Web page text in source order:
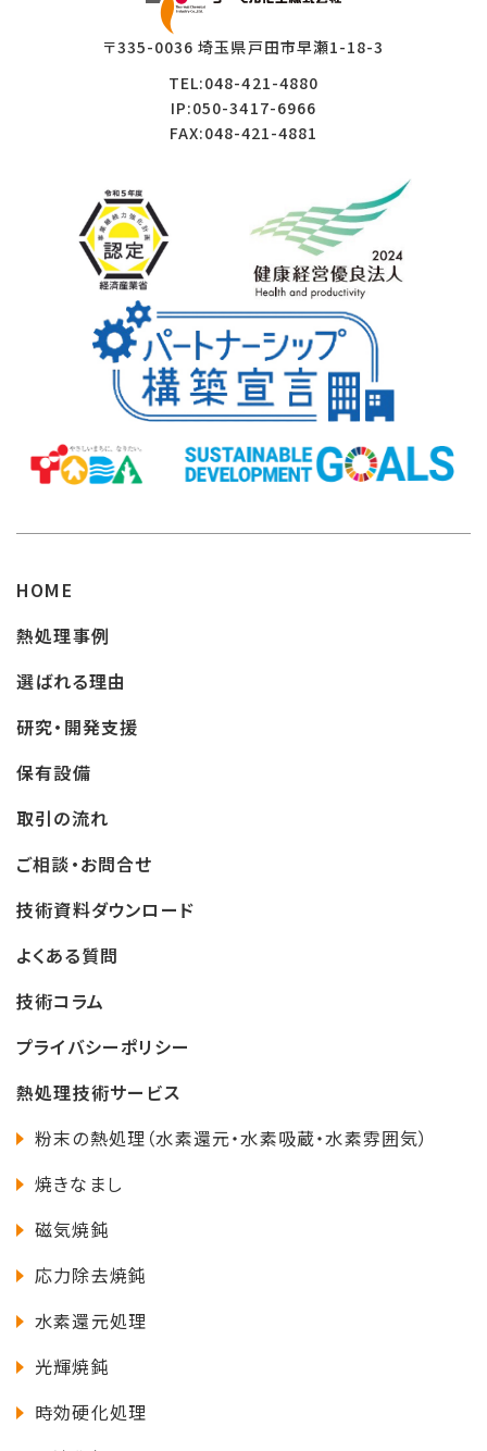
〒335-0036 埼玉県戸田市早瀬1-18-3
TEL:048-421-4880
IP:050-3417-6966
FAX:048-421-4881
HOME
熱処理事例
選ばれる理由
研究・開発支援
保有設備
取引の流れ
ご相談・お問合せ
技術資料ダウンロード
よくある質問
技術コラム
プライバシーポリシー
熱処理技術サービス
粉末の熱処理（水素還元・水素吸蔵・水素雰囲気）
焼きなまし
磁気焼鈍
応力除去焼鈍
水素還元処理
光輝焼鈍
時効硬化処理